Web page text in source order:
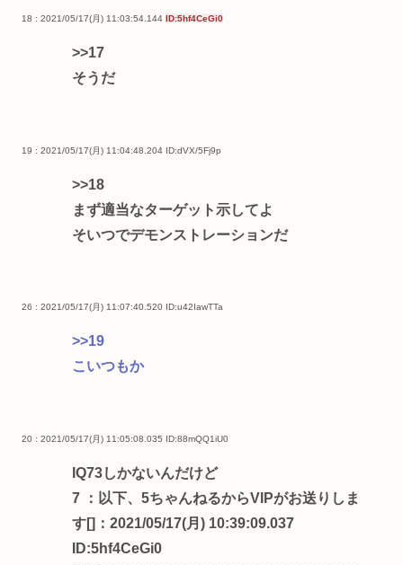
18 : 2021/05/17(月) 11:03:54.144 ID:5hf4CeGi0
>>17
そうだ
19 : 2021/05/17(月) 11:04:48.204 ID:dVX/5Fj9p
>>18
まず適当なターゲット示してよ
そいつでデモンストレーションだ
26 : 2021/05/17(月) 11:07:40.520 ID:u42IawTTa
>>19
こいつもか
20 : 2021/05/17(月) 11:05:08.035 ID:88mQQ1iU0
IQ73しかないんだけど
7 ：以下、5ちゃんねるからVIPがお送りしま
す[]：2021/05/17(月) 10:39:09.037
ID:5hf4CeGi0